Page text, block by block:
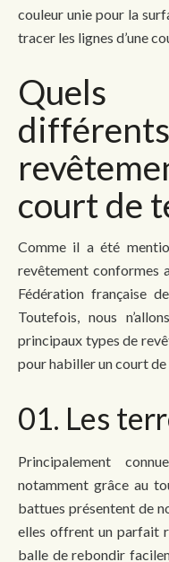
couleur unie pour la
tracer les lignes d’une
court de
Comme il a été
revêtement conformes
Fédération française
Toutefois, nous
principaux types de
pour habiller un court de
01. Les
Principalement
notamment grâce au
battues présentent de
elles offrent un parfait
balle de rebondir